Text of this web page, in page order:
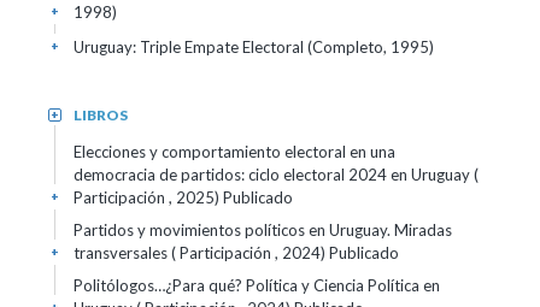
1998)
+
Uruguay: Triple Empate Electoral (Completo, 1995)
+
LIBROS
+
Elecciones y comportamiento electoral en una
democracia de partidos: ciclo electoral 2024 en Uruguay (
Participación , 2025) Publicado
+
Partidos y movimientos políticos en Uruguay. Miradas
transversales ( Participación , 2024) Publicado
+
Politólogos…¿Para qué? Política y Ciencia Política en